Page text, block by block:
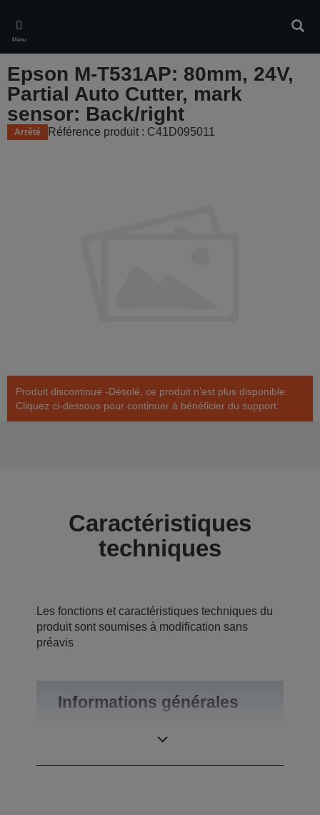
main
content
Menu
Epson M-T531AP: 80mm, 24V,
Partial Auto Cutter, mark
sensor: Back/right
Arrêté Référence produit : C41D095011
Produit discontinué -Désolé, ce produit n’est plus disponible.
Cliquez ci-dessous pour continuer à bénéficier du support.
Caractéristiques
techniques
Les fonctions et caractéristiques techniques du
produit sont soumises à modification sans
préavis
Informations générales